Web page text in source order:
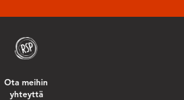
Ota meihin
yhteyttä